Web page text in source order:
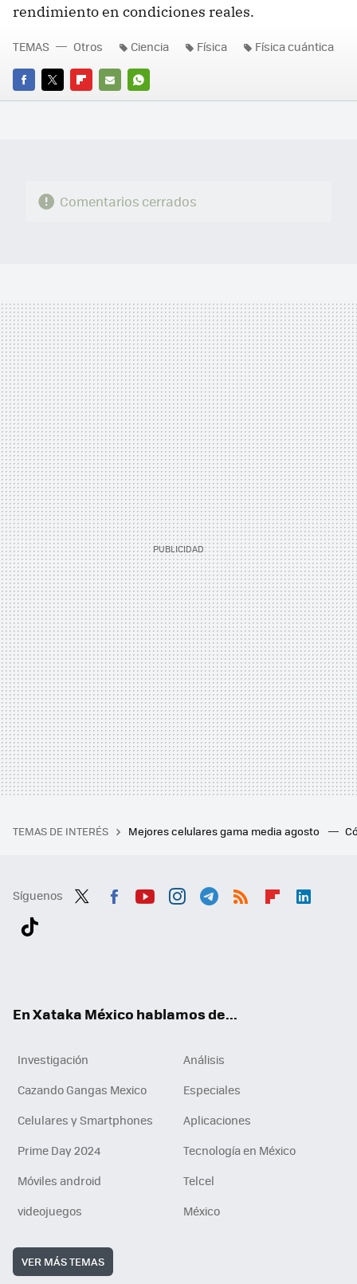
rendimiento en condiciones reales.
FACEBOOK
TWITTERFLIPBOARD
E-
WHATSAPP
TEMAS Otros Ciencia Física Física cuántica
Comentarios cerrados
TEMAS DE INTERÉS Mejores celulares gama media agosto
Síguenos
En Xataka México hablamos de...
Investigación
Análisis
Cazando Gangas Mexico
Especiales
Celulares y Smartphones
Aplicaciones
Prime Day 2024
Tecnología en México
Móviles android
Telcel
videojuegos
México
VER MÁS TEMAS